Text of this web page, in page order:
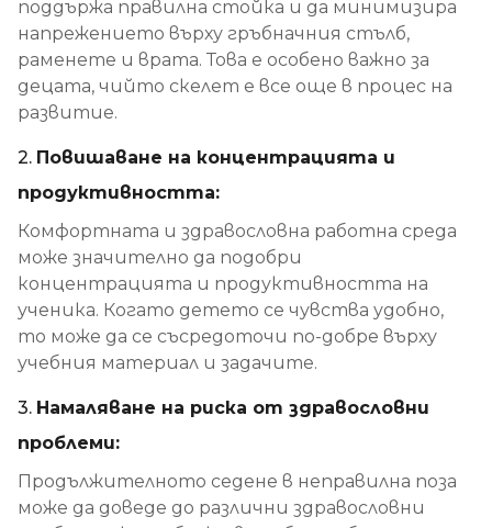
поддържа правилна стойка и да минимизира
напрежението върху гръбначния стълб,
раменете и врата. Това е особено важно за
децата, чийто скелет е все още в процес на
развитие.
2. Повишаване на концентрацията и
продуктивността:
Комфортната и здравословна работна среда
може значително да подобри
концентрацията и продуктивността на
ученика. Когато детето се чувства удобно,
то може да се съсредоточи по-добре върху
учебния материал и задачите.
3. Намаляване на риска от здравословни
проблеми:
Продължителното седене в неправилна поза
може да доведе до различни здравословни